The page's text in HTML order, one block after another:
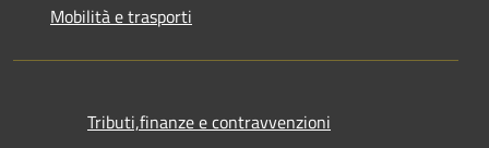
Mobilità e trasporti
Tributi,finanze e contravvenzioni